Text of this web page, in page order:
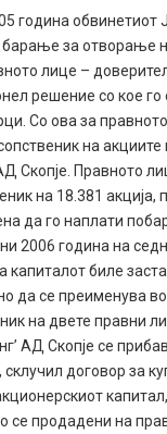
година
за отворање
лице –
решение со кое
Со ова за
на
Скопје. Правното
на 18.381
да го наплати
2006 година на
капиталот биле
да се преименува во
на двете правни
АД Скопје се
договор за
се продадени на